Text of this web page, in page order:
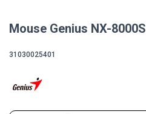
Mouse Genius NX-
31030025401